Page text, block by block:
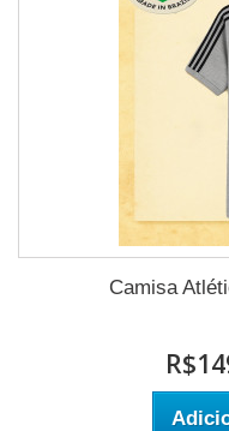
Camisa